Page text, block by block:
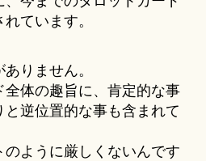
ています。
りません。
全体の趣旨に、肯定的な事
逆位置的な事も含まれて
ように厳しくないんです